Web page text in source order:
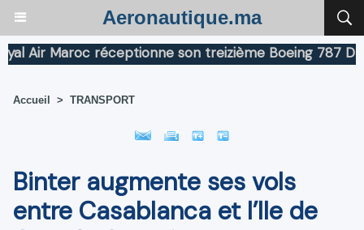
Aeronautique.ma
Maroc réceptionne son treizième Boeing 787
Accueil > TRANSPORT
Binter augmente ses vols
entre Casablanca et l’Ile de